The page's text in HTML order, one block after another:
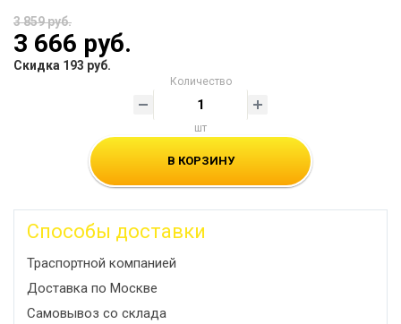
3 859 руб.
3 666 руб.
Скидка 193 руб.
Количество
шт
В КОРЗИНУ
Способы доставки
Траспортной компанией
Доставка по Москве
Самовывоз со склада